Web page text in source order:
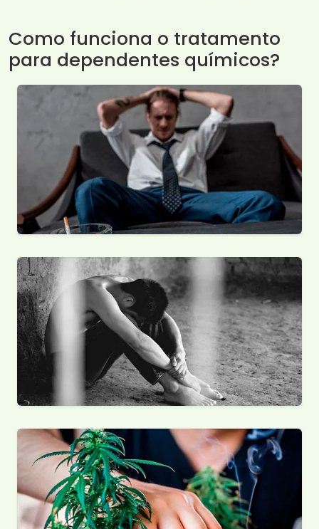
Como funciona o tratamento
para dependentes químicos?